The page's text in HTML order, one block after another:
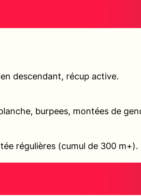
descendant, récup active.
burpees, montées de
régulières (cumul de 300 m+).